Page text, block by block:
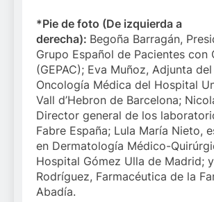
*Pie de foto (De izquierda a
derecha): Begoña Barragán,
Grupo Español de Pacientes con
(GEPAC); Eva Muñoz, Adjunta
Oncología Médica del Hospital
Vall d’Hebron de Barcelona;
Director general de los
Fabre España; Lula María Nieto,
en Dermatología Médico-
Hospital Gómez Ulla de Madrid;
Rodríguez, Farmacéutica de la
Abadía.